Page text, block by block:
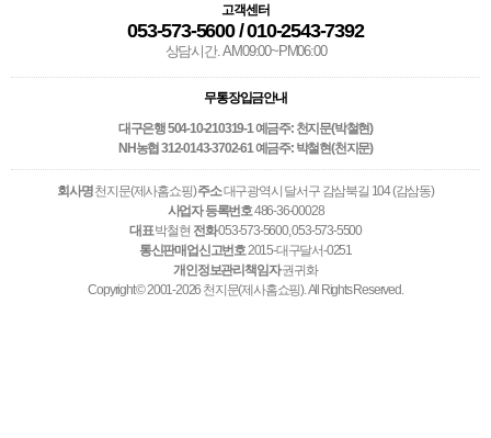
고객센터
053-573-5600 / 010-2543-7392
상담시간. AM09:00~PM06:00
무통장입금안내
대구은행 504-10-210319-1 예금주: 천지문(박철현)
NH농협 312-0143-3702-61 예금주: 박철현(천지문)
회사명천지문(제사홈쇼핑)주소대구광역시 달서구 감삼북길 104 (감삼동)
사업자 등록번호486-36-00028
대표박철현 전화053-573-5600, 053-573-5500
통신판매업신고번호2015-대구달서-0251
개인정보관리책임자권귀화
Copyright © 2001-2026 천지문(제사홈쇼핑). All Rights Reserved.